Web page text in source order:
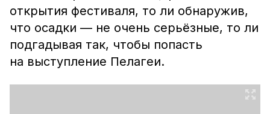
открытия фестиваля, то ли обнаружив,
что осадки — не очень серьёзные, то ли
подгадывая так, чтобы попасть
на выступление Пелагеи.